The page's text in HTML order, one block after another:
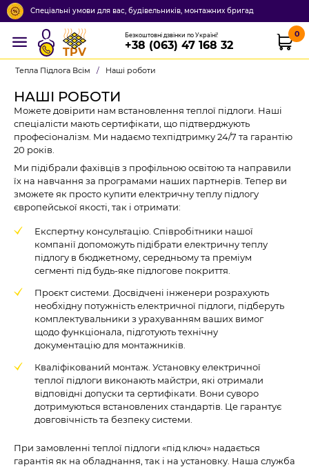
Спеціальні умови для вас, будівельників, монтажних бригад
TPV
Безкоштовні дзвінки по Україні!
+38 (063) 47 168 32
0
Тепла Підлога Всім / Наші роботи
НАШІ РОБОТИ
Можете довірити нам встановлення теплої підлоги. Наші
спеціалісти мають сертифікати, що підтверджують
професіоналізм. Ми надаємо техпідтримку 24/7 та гарантію
20 років.
Ми підібрали фахівців з профільною освітою та направили
їх на навчання за програмами наших партнерів. Тепер ви
зможете як просто купити електричну теплу підлогу
європейської якості, так і отримати:
Експертну консультацію. Співробітники нашої
компанії допоможуть підібрати електричну теплу
підлогу в бюджетному, середньому та преміум
сегменті під будь-яке підлогове покриття.
Проєкт системи. Досвідчені інженери розрахують
необхідну потужність електричної підлоги, підберуть
комплектувальники з урахуванням ваших вимог
щодо функціонала, підготують технічну
документацію для монтажників.
Кваліфікований монтаж. Установку електричної
теплої підлоги виконають майстри, які отримали
відповідні допуски та сертифікати. Вони суворо
дотримуються встановлених стандартів. Це гарантує
довговічність та безпеку системи.
При замовленні теплої підлоги «під ключ» надається
гарантія як на обладнання, так і на установку. Наша служба